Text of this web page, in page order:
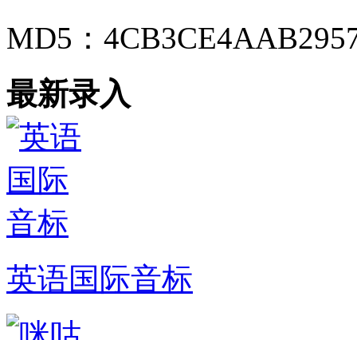
MD5：
最新录入
英语国际音标